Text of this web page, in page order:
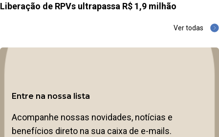
Liberação de RPVs ultrapassa R$ 1,9 milhão
Ver todas
Entre na nossa lista
Acompanhe nossas novidades, notícias e
benefícios direto na sua caixa de e-mails.